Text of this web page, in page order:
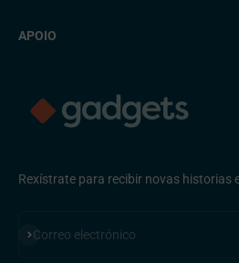
APOIO
Rexístrate para recibir novas historias
Correo electrónico
Subscribirse